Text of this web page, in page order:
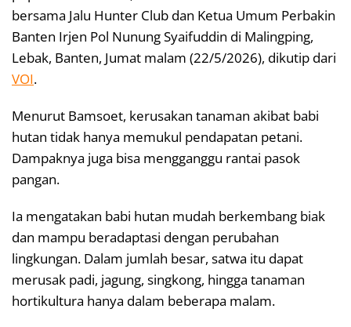
bersama Jalu Hunter Club dan Ketua Umum Perbakin
Banten Irjen Pol Nunung Syaifuddin di Malingping,
Lebak, Banten, Jumat malam (22/5/2026), dikutip dari
VOI.
Menurut Bamsoet, kerusakan tanaman akibat babi
hutan tidak hanya memukul pendapatan petani.
Dampaknya juga bisa mengganggu rantai pasok
pangan.
Ia mengatakan babi hutan mudah berkembang biak
dan mampu beradaptasi dengan perubahan
lingkungan. Dalam jumlah besar, satwa itu dapat
merusak padi, jagung, singkong, hingga tanaman
hortikultura hanya dalam beberapa malam.